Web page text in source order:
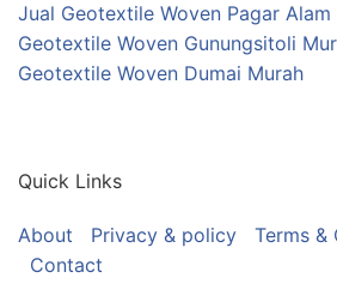
Jual Geotextile Woven Pagar Alam
Geotextile Woven Gunungsitoli
Geotextile Woven Dumai Murah
Quick Links
About Privacy & policy
Terms &
Contact